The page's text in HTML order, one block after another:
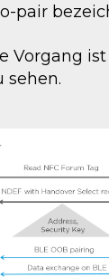
pair
Vorgang
sehen.